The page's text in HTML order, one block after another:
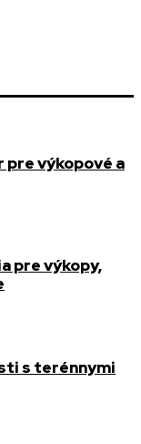
pre výkopové a
pre výkopy,
s terénnymi